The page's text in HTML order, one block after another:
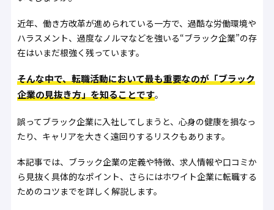
近年、働き方改革が進められている一方で、過酷な労働環境や
ハラスメント、過度なノルマなどを強いる“ブラック企業”の存
在はいまだ根強く残っています。
そんな中で、転職活動において最も重要なのが「ブラック
企業の見抜き方」を知ることです。
誤ってブラック企業に入社してしまうと、心身の健康を損なっ
たり、キャリアを大きく遠回りするリスクもあります。
本記事では、ブラック企業の定義や特徴、求人情報や口コミか
ら見抜く具体的なポイント、さらにはホワイト企業に転職する
ためのコツまでを詳しく解説します。